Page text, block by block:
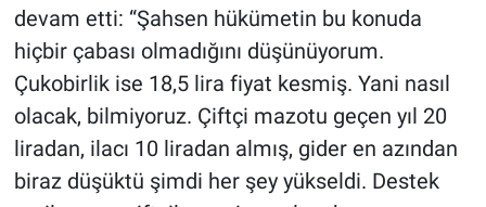
devam etti: “Şahsen hükümetin bu konuda
hiçbir çabası olmadığını düşünüyorum.
Çukobirlik ise 18,5 lira fiyat kesmiş. Yani nasıl
olacak, bilmiyoruz. Çiftçi mazotu geçen yıl 20
liradan, ilacı 10 liradan almış, gider en azından
biraz düşüktü şimdi her şey yükseldi. Destek